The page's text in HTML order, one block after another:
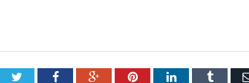
TwitterFacebookGoogle+PinterestLinkedInTumblr